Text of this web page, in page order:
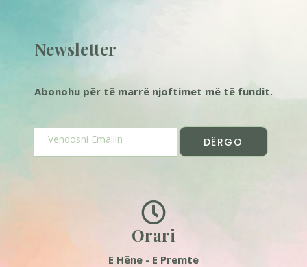
Newsletter
Abonohu për të marrë njoftimet më të fundit.
DËRGO
Orari
E Hëne - E Premte